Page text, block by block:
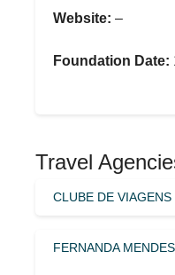
Website: –
Foundation Date:
Travel
CLUBE DE
FERNANDA